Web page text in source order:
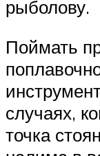
рыболову.
Поймать
случаях,
точка